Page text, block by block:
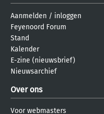
Aanmelden / inloggen
Feyenoord Forum
Stand
Kalender
E-zine (nieuwsbrief)
Nieuwsarchief
Over ons
Voor webmasters